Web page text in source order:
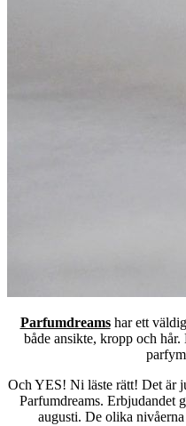
Parfumdreamshar ett
både ansikte, kropp och
Och YES! Ni läste rätt! Det är
Parfumdreams. Erbjudandet
augusti. De olika